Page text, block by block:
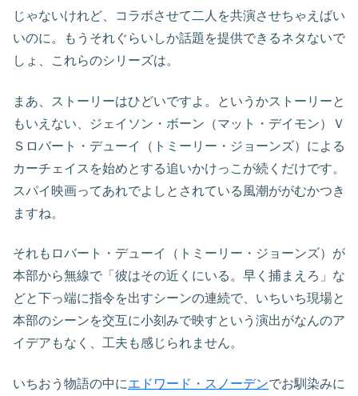
じゃないけれど、コラボさせて二人を共演させちゃえばい
いのに。もうそれぐらいしか話題を提供できるネタないで
しょ、これらのシリーズは。
まあ、ストーリーはひどいですよ。というかストーリーと
もいえない、ジェイソン・ボーン（マット・デイモン）Ｖ
Ｓロバート・デューイ（トミーリー・ジョーンズ）による
カーチェイスを始めとする追いかけっこが続くだけです。
スパイ映画ってあれでよしとされている風潮ががむかつき
ますね。
それもロバート・デューイ（トミーリー・ジョーンズ）が
本部から無線で「彼はその近くにいる。早く捕まえろ」な
どと下っ端に指令を出すシーンの連続で、いちいち現場と
本部のシーンを交互に小刻みで映すという演出がなんのア
イデアもなく、工夫も感じられません。
いちおう物語の中にエドワード・スノーデンでお馴染みに